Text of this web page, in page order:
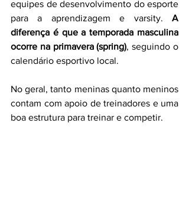
equipes de desenvolvimento do esporte
para a aprendizagem e varsity. A
diferença é que a temporada masculina
ocorre na primavera (spring), seguindo o
calendário esportivo local.
No geral, tanto meninas quanto meninos
contam com apoio de treinadores e uma
boa estrutura para treinar e competir.